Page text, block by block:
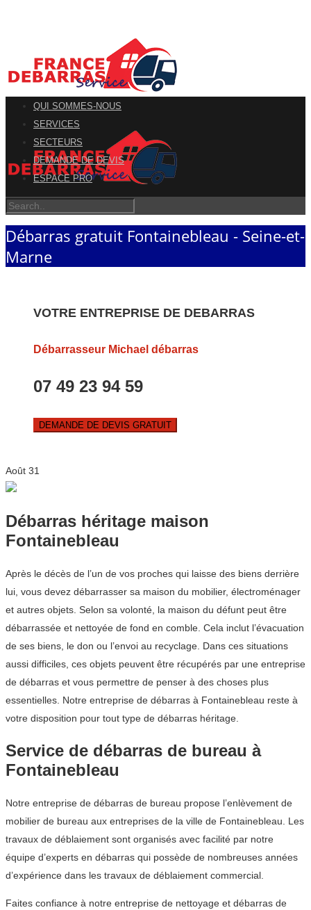
QUI SOMMES-NOUS
SERVICES
SECTEURS
DEMANDE DE DEVIS
ESPACE PRO
Débarras gratuit Fontainebleau - Seine-et-
Marne
VOTRE ENTREPRISE DE DEBARRAS
Débarrasseur Michael débarras
07 49 23 94 59
DEMANDE DE DEVIS GRATUIT
Août 31
Débarras héritage maison
Fontainebleau
Après le décès de l’un de vos proches qui laisse des biens derrière
lui, vous devez débarrasser sa maison du mobilier, électroménager
et autres objets. Selon sa volonté, la maison du défunt peut être
débarrassée et nettoyée de fond en comble. Cela inclut l’évacuation
de ses biens, le don ou l’envoi au recyclage. Dans ces situations
aussi difficiles, ces objets peuvent être récupérés par une entreprise
de débarras et vous permettre de penser à des choses plus
essentielles. Notre entreprise de débarras à Fontainebleau reste à
votre disposition pour tout type de débarras héritage.
Service de débarras de bureau à
Fontainebleau
Notre entreprise de débarras de bureau propose l’enlèvement de
mobilier de bureau aux entreprises de la ville de Fontainebleau. Les
travaux de déblaiement sont organisés avec facilité par notre
équipe d’experts en débarras qui possède de nombreuses années
d’expérience dans les travaux de déblaiement commercial.
Faites confiance à notre entreprise de nettoyage et débarras de